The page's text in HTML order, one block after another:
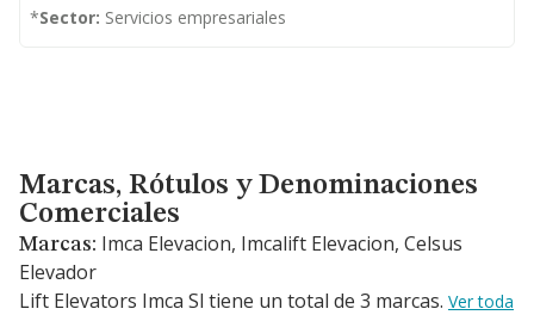
*Sector: Servicios empresariales
Marcas, Rótulos y Denominaciones Comerciales
Marcas, Rótulos y Denominaciones
Comerciales
Marcas: Imca Elevacion, Imcalift Elevacion, Celsus
Elevador
Lift Elevators Imca Sl tiene un total de 3 marcas. Ver toda